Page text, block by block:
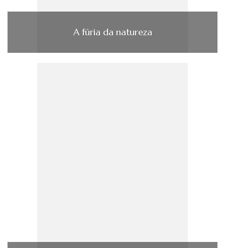
A fúria da natureza